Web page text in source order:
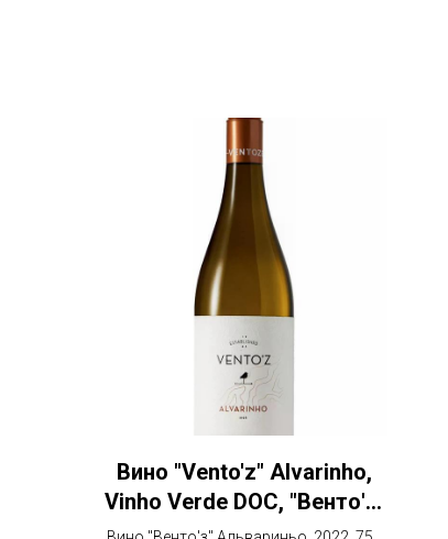
Вино "Vento'z" Alvarinho,
Vinho Verde DOC, "Венто'з"
Альвариньо